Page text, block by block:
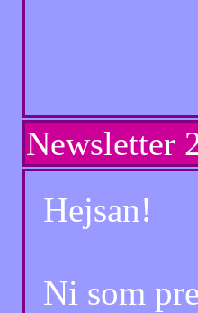
Newsletter
Hejsan!
Ni som